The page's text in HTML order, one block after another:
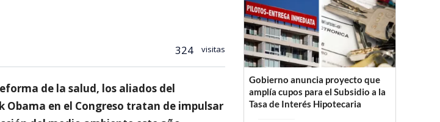
324 visitas
de la salud, los aliados del
Obama en el Congreso tratan de impulsar
Gobierno anuncia proyecto que
amplía cupos para el Subsidio a la
Tasa de Interés Hipotecaria